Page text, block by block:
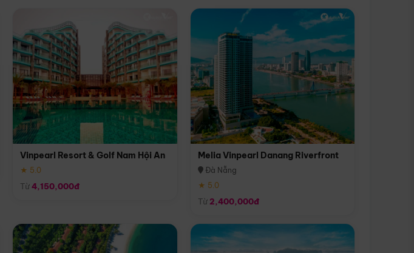
Vinpearl Resort & Golf Nam Hội An
★ 5.0
Từ4,150,000đ
Melia Vinpearl Danang Riverfront
Đà Nẵng
★ 5.0
Từ 2,400,000đ